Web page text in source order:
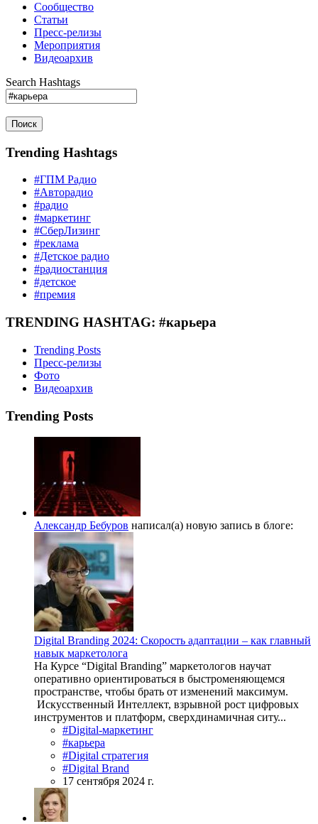
Сообщество
Статьи
Пресс-релизы
Мероприятия
Видеоархив
Search Hashtags
Поиск
Trending Hashtags
#ГПМ Радио
#Авторадио
#радио
#маркетинг
#СберЛизинг
#реклама
#Детское радио
#радиостанция
#детское
#премия
TRENDING HASHTAG: #карьера
Trending Posts
Пресс-релизы
Фото
Видеоархив
Trending Posts
Александр Бебуров написал(а) новую запись в блоге:
Digital Branding 2024: Скорость адаптации – как главный
навык маркетолога
На Курсе “Digital Branding” маркетологов научат
оперативно ориентироваться в быстроменяющемся
пространстве, чтобы брать от изменений максимум.
Искусственный Интеллект, взрывной рост цифровых
инструментов и платформ, сверхдинамичная ситу...
#Digital-маркетинг
#карьера
#Digital стратегия
#Digital Brand
17 сентября 2024 г.